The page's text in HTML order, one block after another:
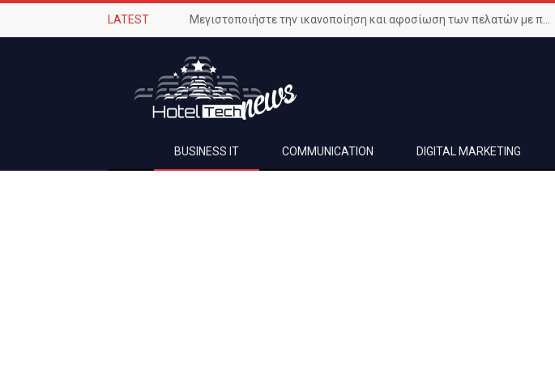
LATEST Μεγιστοποιήστε την ικανοποίηση και αφοσίωση των πελατών με προηγμένο Wi-Fi δίκτυο
BUSINESS IT COMMUNICATION DIGITAL MARKETING